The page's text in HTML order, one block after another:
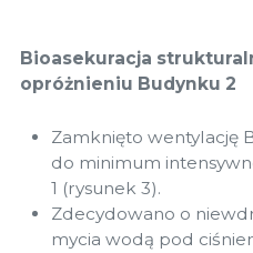
Bioasekuracja
opróżnieniu Budynku 2
Zamknięto wentylację
do minimum
1 (rysunek 3).
Zdecydowano o
mycia wodą pod